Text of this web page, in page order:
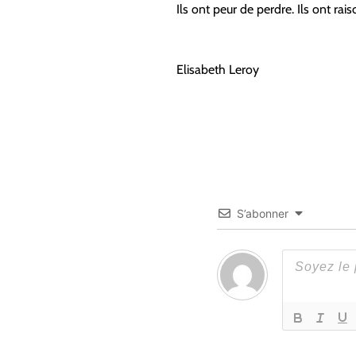
Ils ont peur de perdre. Ils ont
Elisabeth Leroy
S’abonner